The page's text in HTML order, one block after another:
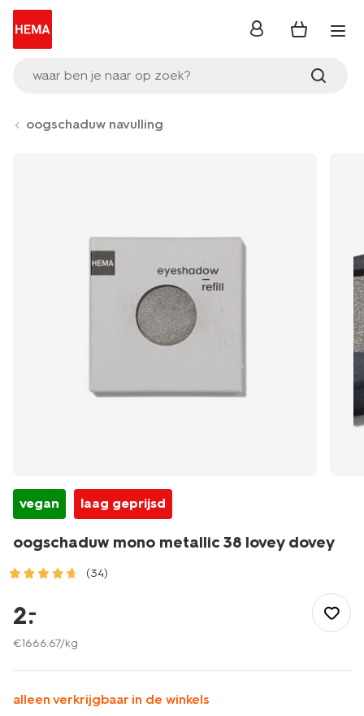
waar ben je naar op zoek?
inloggen
oogschaduw navulling
vegan laag geprijsd
oogschaduw mono metallic 38 lovey dovey
(34)
gezond/make-
up/oogschaduw/navulling-
palette/oogschaduw-
metallic-
lovey-
2.
–
€1666.67/kg
alleen verkrijgbaar in de winkels